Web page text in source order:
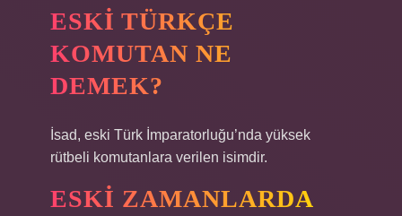
ESKI TÜRKÇE
KOMUTAN NE
DEMEK?
İsad, eski Türk İmparatorluğu’nda yüksek
rütbeli komutanlara verilen isimdir.
ESKI ZAMANLARDA